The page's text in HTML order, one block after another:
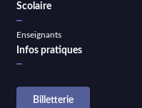
Scolaire
Enseignants
Infos pratiques
Billetterie